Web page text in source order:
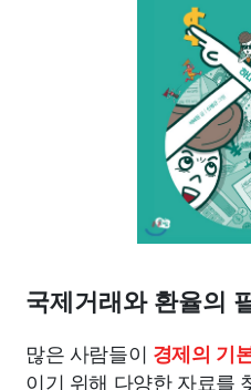
국제거래와 환율의
많은 사람들이 경제의 기
이기 위해 다양한 자료를